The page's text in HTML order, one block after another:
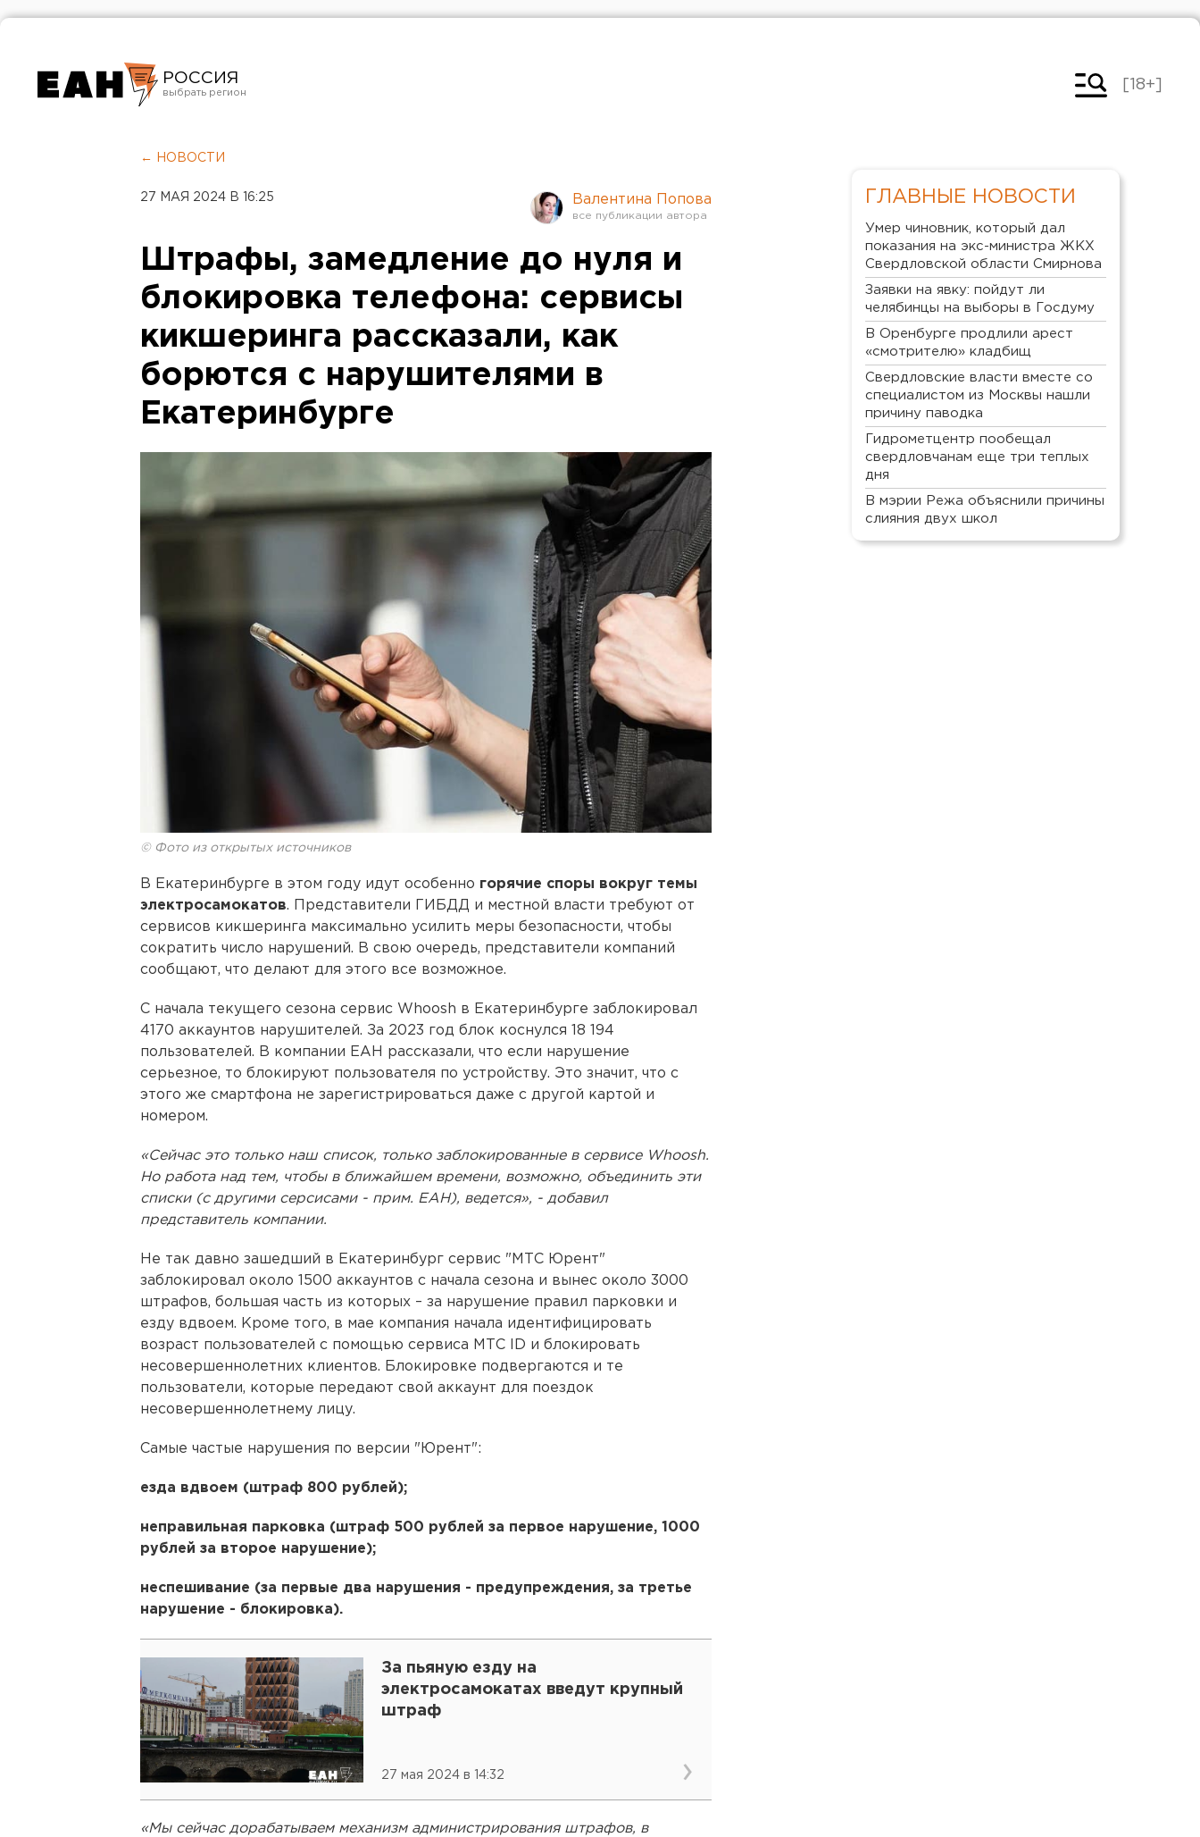
РОССИЯ
Челябинск
[18+]
← НОВОСТИ
27 МАЯ 2024 В 16:25 Валентина Попова
Штрафы, замедление до нуля и
блокировка телефона: сервисы
кикшеринга рассказали, как
борются с нарушителями в
Екатеринбурге
© Фото из открытых источников
В Екатеринбурге в этом году идут особенно горячие споры вокруг темы
электросамокатов. Представители ГИБДД и местной власти требуют от
сервисов кикшеринга максимально усилить меры безопасности, чтобы
сократить число нарушений. В свою очередь, представители компаний
сообщают, что делают для этого все возможное.
С начала текущего сезона сервис Whoosh в Екатеринбурге заблокировал
4170 аккаунтов нарушителей. За 2023 год блок коснулся 18 194
пользователей. В компании ЕАН рассказали, что если нарушение
серьезное, то блокируют пользователя по устройству. Это значит, что с
этого же смартфона не зарегистрироваться даже с другой картой и
номером.
«Сейчас это только наш список, только заблокированные в сервисе Whoosh.
Но работа над тем, чтобы в ближайшем времени, возможно, объединить эти
списки (с другими серсисами - прим. ЕАН), ведется», - добавил
представитель компании.
Не так давно зашедший в Екатеринбург сервис "МТС Юрент"
заблокировал около 1500 аккаунтов с начала сезона и вынес около 3000
штрафов, большая часть из которых – за нарушение правил парковки и
езду вдвоем. Кроме того, в мае компания начала идентифицировать
возраст пользователей с помощью сервиса МТС ID и блокировать
несовершеннолетних клиентов. Блокировке подвергаются и те
пользователи, которые передают свой аккаунт для поездок
несовершеннолетнему лицу.
Самые частые нарушения по версии "Юрент":
езда вдвоем (штраф 800 рублей);
неправильная парковка (штраф 500 рублей за первое нарушение, 1000
рублей за второе нарушение);
неспешивание (за первые два нарушения - предупреждения, за третье
нарушение - блокировка).
За пьяную езду на
электросамокатах введут крупный
штраф
27 мая 2024 в 14:32
«Мы сейчас дорабатываем механизм администрирования штрафов, в
ГЛАВНЫЕ НОВОСТИ
Умер чиновник, который дал
показания на экс-министра ЖКХ
Свердловской области Смирнова
Заявки на явку: пойдут ли
челябинцы на выборы в Госдуму
В Оренбурге продлили арест
«смотрителю» кладбищ
Свердловские власти вместе со
специалистом из Москвы нашли
причину паводка
Гидрометцентр пообещал
свердловчанам еще три теплых
дня
В мэрии Режа объяснили причины
слияния двух школ